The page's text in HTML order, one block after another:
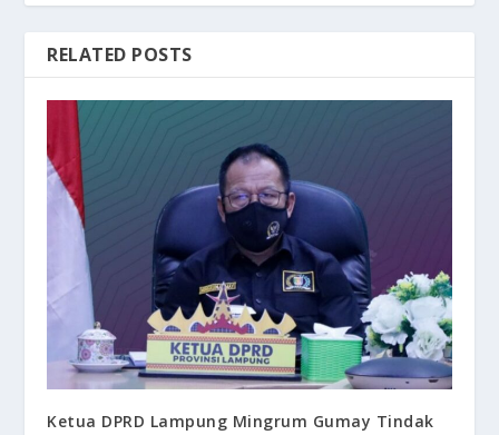
RELATED POSTS
Ketua DPRD Lampung Mingrum Gumay Tindak